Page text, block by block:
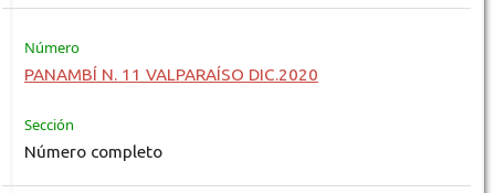
Número
PANAMBÍ N. 11 VALPARAÍSO DIC.2020
Sección
Número completo